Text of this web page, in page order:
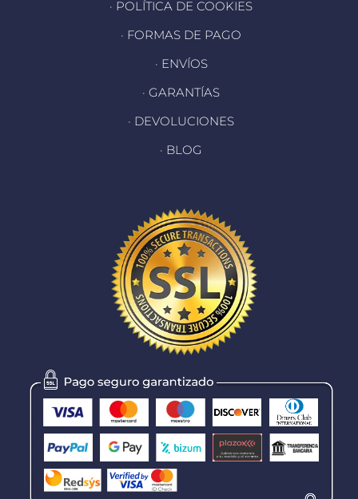
· POLÍTICA DE COOKIES
· FORMAS DE PAGO
· ENVÍOS
· GARANTÍAS
· DEVOLUCIONES
· BLOG